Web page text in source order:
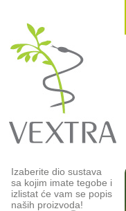
Izaberite dio sustava
sa kojim imate tegobe i
izlistat će vam se popis
naših proizvoda!